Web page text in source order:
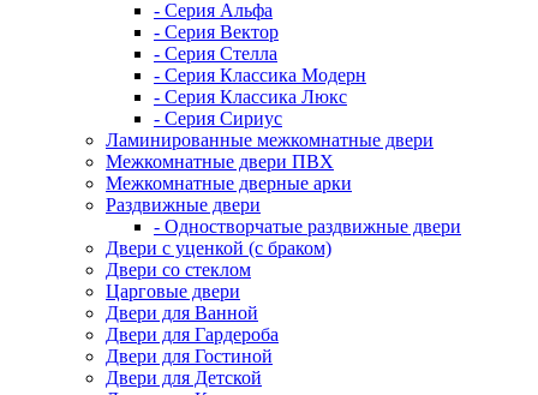
- Серия Альфа
- Серия Вектор
- Серия Стелла
- Серия Классика Модерн
- Серия Классика Люкс
- Серия Сириус
Ламинированные межкомнатные двери
Межкомнатные двери ПВХ
Межкомнатные дверные арки
Раздвижные двери
- Одностворчатые раздвижные двери
Двери с уценкой (с браком)
Двери со стеклом
Царговые двери
Двери для Ванной
Двери для Гардероба
Двери для Гостиной
Двери для Детской